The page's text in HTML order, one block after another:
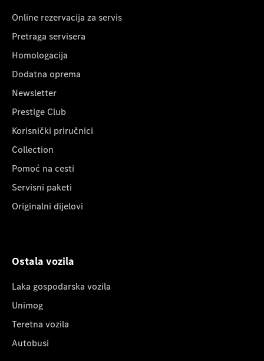
Online rezervacija za servis
Pretraga servisera
Homologacija
Dodatna oprema
Newsletter
Prestige Club
Korisnički priručnici
Collection
Pomoć na cesti
Servisni paketi
Originalni dijelovi
Ostala vozila
Laka gospodarska vozila
Unimog
Teretna vozila
Autobusi